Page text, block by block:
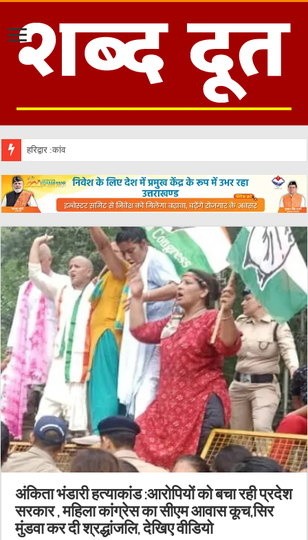
हरिद्वार :कांवड़िए के वेश में आए दो युवक, व्
अंकिता भंडारी हत्याकांड :आरोपियों को बचा रही प्रदेश
सरकार , महिला कांग्रेस का सीएम आवास कूच,सिर
मुंडवा कर दी श्रद्धांजलि, देखिए वीडियो